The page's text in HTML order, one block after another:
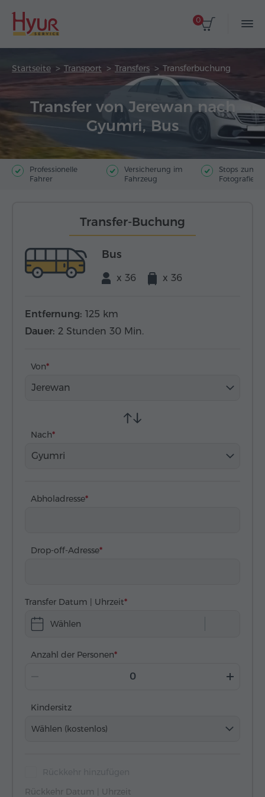
0
Startseite Transport Transfers Transferbuchung
Transfer von Jerewan nach
Gyumri, Bus
Professionelle
Fahrer
Versicherung im
Fahrzeug
Stops zum
Transfer-Buchung
Bus
x 36 x 36
Entfernung: 125 km
Dauer: 2 Stunden 30 Min.
Von
Jerewan
Nach
Gyumri
Abholadresse
Drop-off-Adresse
Transfer Datum | Uhrzeit
Wählen
Anzahl der Personen
Kindersitz
Wählen (kostenlos)
Rückkehr Datum | Uhrzeit